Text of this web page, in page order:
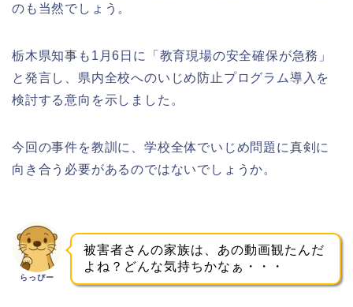
のも当然でしょう。
栃木県知事も1月6日に「教育現場の安全確保が急務」
と発言し、県内全校へのいじめ防止プログラム導入を
検討する意向を示しました。
今回の事件を教訓に、学校全体でいじめ問題に真剣に
向き合う必要があるのではないでしょうか。
らっぴー
被害者さんの家族は、あの動画観たんだ
よね？どんな気持ちかなぁ・・・